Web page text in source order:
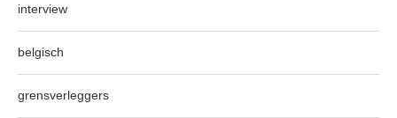
interview
belgisch
grensverleggers